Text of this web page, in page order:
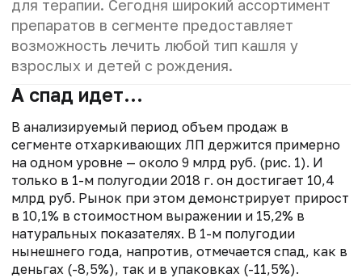
для терапии. Сегодня широкий ассортимент
препаратов в сегменте предоставляет
возможность лечить любой тип кашля у
взрослых и детей с рождения.
А спад идет…
В анализируемый период объем продаж в
сегменте отхаркивающих ЛП держится примерно
на одном уровне — около 9 млрд руб. (рис. 1). И
только в 1-м полугодии 2018 г. он достигает 10,4
млрд руб. Рынок при этом демонстрирует прирост
в 10,1% в стоимостном выражении и 15,2% в
натуральных показателях. В 1-м полугодии
нынешнего года, напротив, отмечается спад, как в
деньгах (-8,5%), так и в упаковках (-11,5%).